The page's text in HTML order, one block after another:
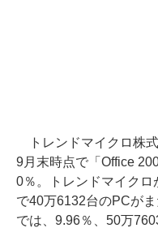
トレンドマイクロ株式
9月末時点で「Office
0％。トレンドマイク
で40万6132台のPCが
では、9.96％、50万